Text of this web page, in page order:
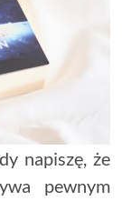
napiszę, że
pewnym